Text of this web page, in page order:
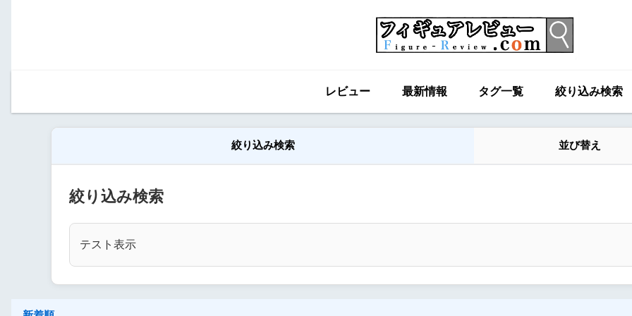
レビュー 最新情報 タグ一覧 絞り込み検索
絞り込み検索 並び替え
絞り込み検索
テスト表示